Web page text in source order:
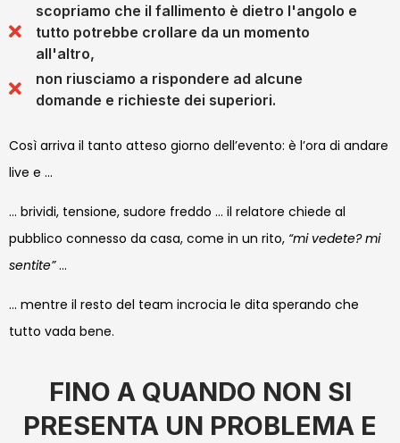
scopriamo che il fallimento è dietro l'angolo e
tutto potrebbe crollare da un momento
all'altro,
non riusciamo a rispondere ad alcune
domande e richieste dei superiori.
Così arriva il tanto atteso giorno dell’evento: è l’ora di andare
live e …
… brividi, tensione, sudore freddo … il relatore chiede al
pubblico connesso da casa, come in un rito, “mi vedete? mi
sentite”…
… mentre il resto del team incrocia le dita sperando che
tutto vada bene.
FINO A QUANDO NON SI
PRESENTA UN PROBLEMA E